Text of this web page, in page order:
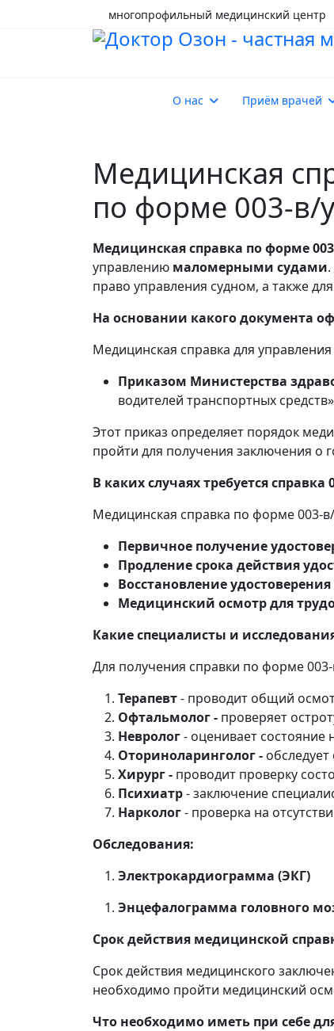
многопрофильный медицинский центр
О нас Приём врачей
Медицинская
по форме 003-в/у
Медицинская справка по форме
управлению маломерными судами
право управления судном, а также
На основании какого документа
Медицинская справка для
Приказом Министерства
водителей транспортных
Этот приказ определяет порядок
пройти для получения заключения о
В каких случаях требуется справка
Медицинская справка по форме 003-
Первичное получение
Продление срока действия
Восстановление удостоверения
Медицинский осмотр для
Какие специалисты и
Для получения справки по форме
Терапевт- проводит общий
Офтальмолог - проверяет
Невролог- оценивает
Оториноларинголог -
Хирург - проводит проверку
Психиатр- заключение
Нарколог- проверка на
Обследования:
Электрокардиограмма (ЭКГ)
Энцефалограмма головного
Срок действия медицинской
Срок действия медицинского
необходимо пройти медицинский
Что необходимо иметь при себе